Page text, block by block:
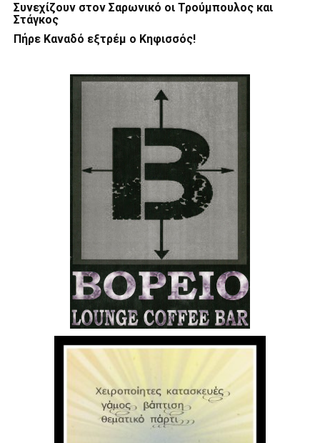
Συνεχίζουν στον Σαρωνικό οι Τρούμπουλος και
Στάγκος
Πήρε Καναδό εξτρέμ ο Κηφισσός!